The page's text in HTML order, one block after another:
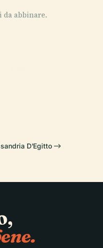
abbinare.
D'Egitto